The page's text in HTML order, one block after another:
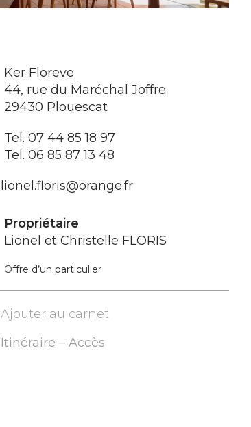
Ker Floreve
44, rue du Maréchal Joffre
29430 Plouescat
Tel. 07 44 85 18 97
Tel. 06 85 87 13 48
lionel.floris@orange.fr
Propriétaire
Lionel et Christelle FLORIS
Offre d’un particulier
Ajouter au carnet
Itinéraire – Accès